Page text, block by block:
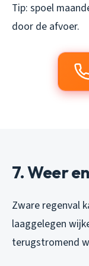
Tip: spoel
door de afvoer.
7. Weer
Zware regenval
laaggelegen
terugstromend